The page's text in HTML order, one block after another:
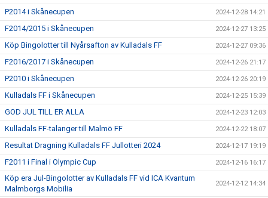
P2014 i Skånecupen 2024-12-28 14:21
F2014/2015 i Skånecupen 2024-12-27 13:25
Köp Bingolotter till Nyårsafton av Kulladals FF 2024-12-27 09:36
F2016/2017 i Skånecupen 2024-12-26 21:17
P2010 i Skånecupen 2024-12-26 20:19
Kulladals FF i Skånecupen 2024-12-25 15:39
GOD JUL TILL ER ALLA 2024-12-23 12:03
Kulladals FF-talanger till Malmö FF 2024-12-22 18:07
Resultat Dragning Kulladals FF Jullotteri 2024 2024-12-17 19:19
F2011 i Final i Olympic Cup 2024-12-16 16:17
Köp era Jul-Bingolotter av Kulladals FF vid ICA Kvantum
Malmborgs Mobilia
2024-12-12 14:34